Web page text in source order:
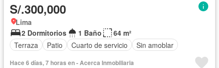
S/.300,000
Lima
2 Dormitorios
1 Baño
64 m²
Terraza
Patio Cuarto de servicio Sin amoblar
Hace 6 días, 7 horas en - Acerca Inmobiliaria